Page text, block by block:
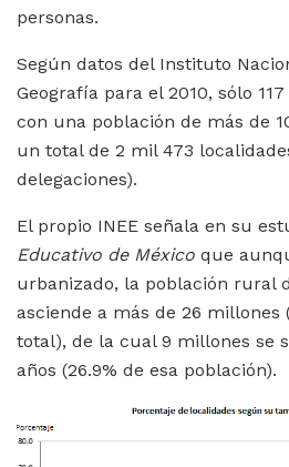
personas.
Según datos del Instituto
Geografía para el 2010, sólo
con una población de más de
un total de 2 mil 473
delegaciones).
El propio INEE señala en su
Educativo de México que
urbanizado, la población rural
asciende a más de 26 millones
total), de la cual 9 millones se
años (26.9% de esa población).